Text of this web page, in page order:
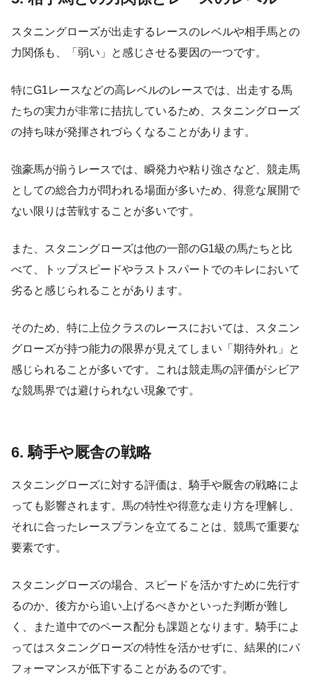
スタニングローズが出走するレースのレベルや相手馬との
力関係も、「弱い」と感じさせる要因の一つです。
特にG1レースなどの高レベルのレースでは、出走する馬
たちの実力が非常に拮抗しているため、スタニングローズ
の持ち味が発揮されづらくなることがあります。
強豪馬が揃うレースでは、瞬発力や粘り強さなど、競走馬
としての総合力が問われる場面が多いため、得意な展開で
ない限りは苦戦することが多いです。
また、スタニングローズは他の一部のG1級の馬たちと比
べて、トップスピードやラストスパートでのキレにおいて
劣ると感じられることがあります。
そのため、特に上位クラスのレースにおいては、スタニン
グローズが持つ能力の限界が見えてしまい「期待外れ」と
感じられることが多いです。これは競走馬の評価がシビア
な競馬界では避けられない現象です。
6. 騎手や厩舎の戦略
スタニングローズに対する評価は、騎手や厩舎の戦略によ
っても影響されます。馬の特性や得意な走り方を理解し、
それに合ったレースプランを立てることは、競馬で重要な
要素です。
スタニングローズの場合、スピードを活かすために先行す
るのか、後方から追い上げるべきかといった判断が難し
く、また道中でのペース配分も課題となります。騎手によ
ってはスタニングローズの特性を活かせずに、結果的にパ
フォーマンスが低下することがあるのです。